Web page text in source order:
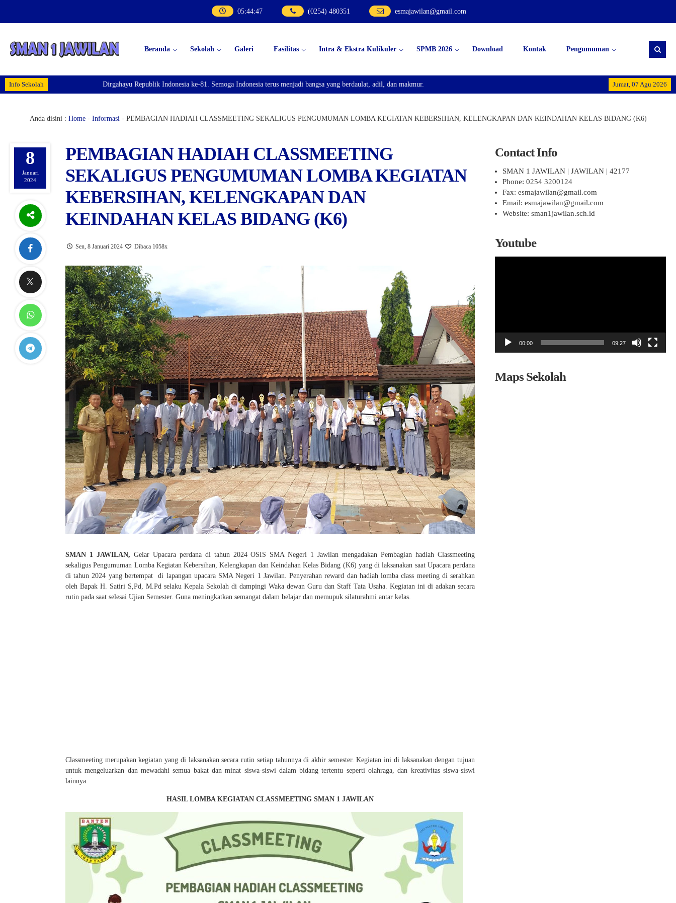
05:44:48 (0254) 480351 esmajawilan@gmail.com
Beranda Sekolah Galeri Fasilitas Intra & Ekstra Kulikuler SPMB 2026 Download Kontak Pengumuman
Info Sekolah Jumat, 07 Agu 2026
Dirgahayu Republik
Dirgahayu Republik Indonesia ke-81. Semoga Indonesia terus menjadi bangsa yang berdaulat, adil, dan makmur.
Anda disini : Home- Informasi- PEMBAGIAN HADIAH CLASSMEETING SEKALIGUS PENGUMUMAN LOMBA KEGIATAN KEBERSIHAN, KELENGKAPAN DAN KEINDAHAN KELAS BIDANG (K6)
8
Januari
2024
PEMBAGIAN HADIAH CLASSMEETING
SEKALIGUS PENGUMUMAN LOMBA KEGIATAN
KEBERSIHAN, KELENGKAPAN DAN
KEINDAHAN KELAS BIDANG (K6)
Sen, 8 Januari 2024 Dibaca 1058x
SMAN 1 JAWILAN, Gelar Upacara perdana di tahun 2024 OSIS SMA Negeri 1 Jawilan mengadakan Pembagian hadiah Classmeeting
sekaligus Pengumuman Lomba Kegiatan Kebersihan, Kelengkapan dan Keindahan Kelas Bidang (K6) yang di laksanakan saat Upacara perdana
di tahun 2024 yang bertempat di lapangan upacara SMA Negeri 1 Jawilan. Penyerahan reward dan hadiah lomba class meeting di serahkan
oleh Bapak H. Satiri S,Pd, M.Pd selaku Kepala Sekolah di dampingi Waka dewan Guru dan Staff Tata Usaha. Kegiatan ini di adakan secara
rutin pada saat selesai Ujian Semester. Guna meningkatkan semangat dalam belajar dan memupuk silaturahmi antar kelas.
Classmeeting merupakan kegiatan yang di laksanakan secara rutin setiap tahunnya di akhir semester. Kegiatan ini di laksanakan dengan tujuan
untuk mengeluarkan dan mewadahi semua bakat dan minat siswa-siswi dalam bidang tertentu seperti olahraga, dan kreativitas siswa-siswi
lainnya.
HASIL LOMBA KEGIATAN CLASSMEETING SMAN 1 JAWILAN
Contact Info
SMAN 1 JAWILAN | JAWILAN | 42177
Phone: 0254 3200124
Fax: esmajawilan@gmail.com
Email: esmajawilan@gmail.com
Website: sman1jawilan.sch.id
Youtube
00:00 09:27
Maps Sekolah